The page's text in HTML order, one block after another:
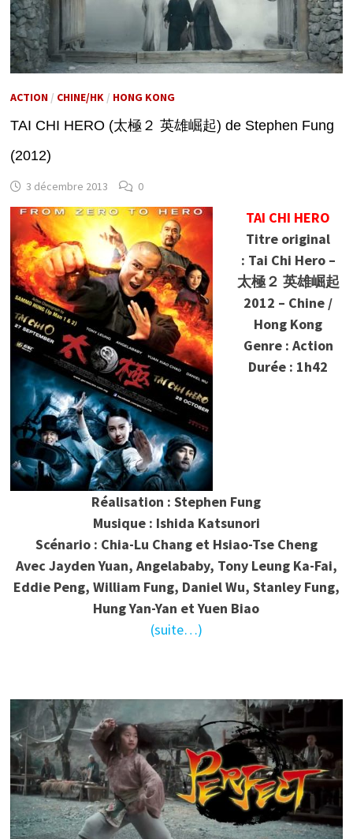
ACTION/ CHINE/HK / HONG KONG
TAI CHI HERO (太極２ 英雄崛起) de Stephen Fung
(2012)
3 décembre 2013 0
TAI CHI HERO
Titre original
: Tai Chi Hero –
太極２ 英雄崛起
2012 – Chine /
Hong Kong
Genre : Action
Durée : 1h42
Réalisation : Stephen Fung
Musique : Ishida Katsunori
Scénario : Chia-Lu Chang et Hsiao-Tse Cheng
Avec Jayden Yuan, Angelababy, Tony Leung Ka-Fai,
Eddie Peng, William Fung, Daniel Wu, Stanley Fung,
Hung Yan-Yan et Yuen Biao
(suite…)